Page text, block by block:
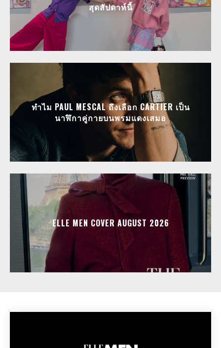
สุดสัปดาห์นี้
ทำไม PAUL MESCAL ถึงเลือก CARTIER เป็น
นาฬิกาคู่กายบนพรมแดงเสมอ
ELLE MEN COVER AUGUST 2026